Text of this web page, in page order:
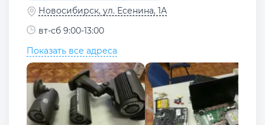
Новосибирск, ул. Есенина, 1А
вт-сб 9:00-13:00
Показать все адреса